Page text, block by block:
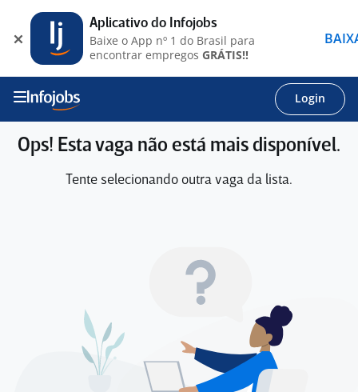
Login
Ops! Esta vaga não está mais disponível.
Tente selecionando outra vaga da lista.
Aplicativo do Infojobs
Baixe o App nº 1 do Brasil para
encontrar empregos GRÁTIS!!